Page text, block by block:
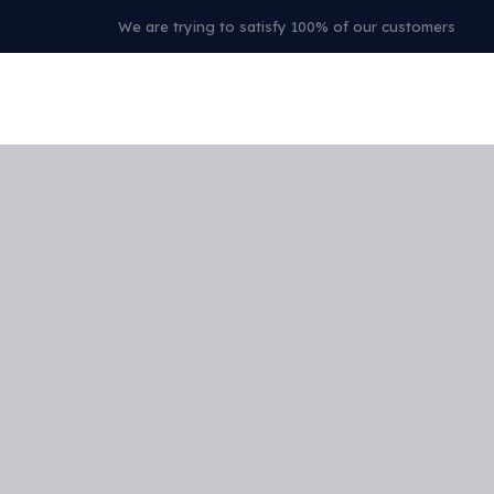
We are trying to satisfy 100% of our customers